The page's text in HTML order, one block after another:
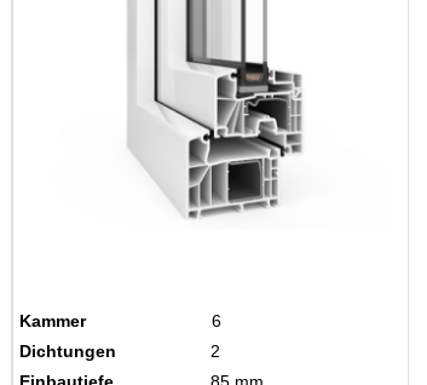
Kammer
6
Dichtungen
2
Einbautiefe
85 mm